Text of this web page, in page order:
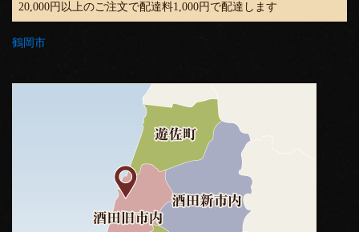
20,000円以上のご注文で配達料1,000円で配達します
鶴岡市